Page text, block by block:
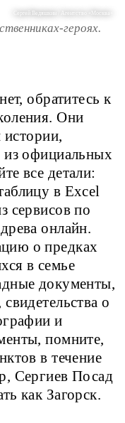
Сергей Ведяшкин / Агентство «Москва»
героях.
обратитесь к
Они
истории,
из официальных
все детали:
в Excel
сервисов по
онлайн.
о предках
в семье
документы,
о
и
помните,
в течение
Сергиев Посад
как Загорск.